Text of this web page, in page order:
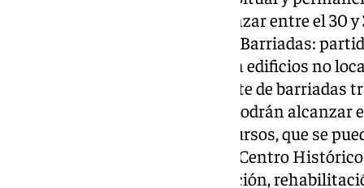
subvenciones podrán alcanzar entre el 30 y
Línea de Rehabilitación en Barriadas:
centrada en actuaciones en edificios no
Histórico y que formen parte de barriadas
ciudad. Las subvenciones podrán alcanzar
de especial carencia de recursos, que se
Línea A) Revitalización del Centro
actuaciones de reconstrucción,